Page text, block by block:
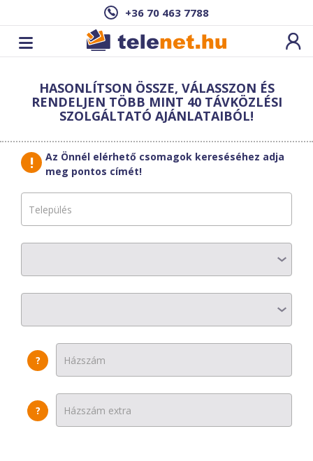
+36 70 463 7788
Ez a csomag sajnos nem elérhető az Ön
címén.Megnézem másik címen!
vissza a szolgáltatásokhoz
Telekommunikációs
Local Priority
200GB
Egyszeri díj:
Helyszínen fizetendő:
HASONLÍTSON ÖSSZE, VÁLASSZON ÉS
RENDELJEN TÖBB MINT 40 TÁVKÖZLÉSI
SZOLGÁLTATÓ AJÁNLATAIBÓL!
Az Önnél elérhető csomagok kereséséhez adja
meg pontos címét!
?
?